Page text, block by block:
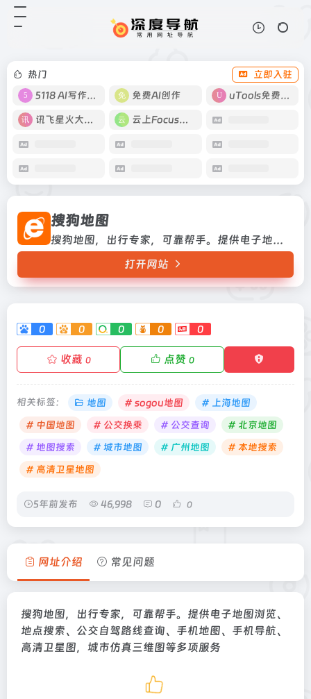
热门
立即入驻
5118 AI写作工具
免费AI创作 uTools免费工具箱
讯飞星火大模型 云上Focus接码
搜狗地图
搜狗地图，出行专家，可靠帮手。提供电子地图浏览、地点搜索、公交自驾路线查询、手机地图、手机导航、高清卫星图，城市仿真三维图等多项服务
打开网站
0 0 0 0 0
收藏 0 点赞 0
相关标签： 地图 # sogou地图
# 上海地图
# 中国地图
# 公交换乘 # 公交查询
# 北京地图
# 地图搜索
# 城市地图 # 广州地图
# 本地搜索
# 高清卫星地图
5年前发布 46,998 0 0
供电子地图浏览、地点搜索、公交自
驾路线查询、手机地图、手机导航、
服务
网址介绍 常见问题
搜狗地图，出行专家，可靠帮手。提供电子地图浏览、
地点搜索、公交自驾路线查询、手机地图、手机导航、
高清卫星图，城市仿真三维图等多项服务